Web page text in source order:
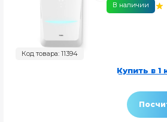
Код товара: 11394
В наличии
Купить в 1